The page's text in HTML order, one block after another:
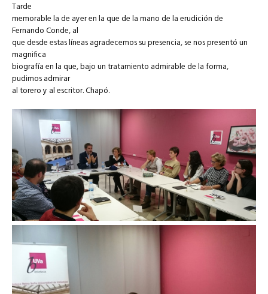
Tarde
memorable la de ayer en la que de la mano de la erudición de
Fernando Conde, al
que desde estas líneas agradecemos su presencia, se nos presentó un
magnifica
biografía en la que, bajo un tratamiento admirable de la forma,
pudimos admirar
al torero y al escritor. Chapó.